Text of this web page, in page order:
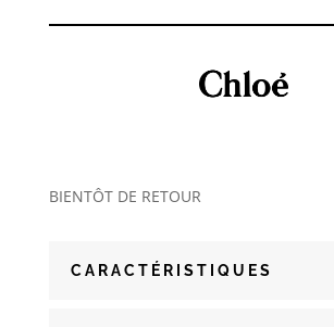
BIENTÔT DE RETOUR
CARACTÉRISTIQUES